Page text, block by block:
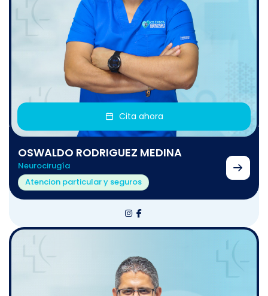
Cita ahora
OSWALDO RODRIGUEZ MEDINA
Neurocirugía
Atencion particular y seguros